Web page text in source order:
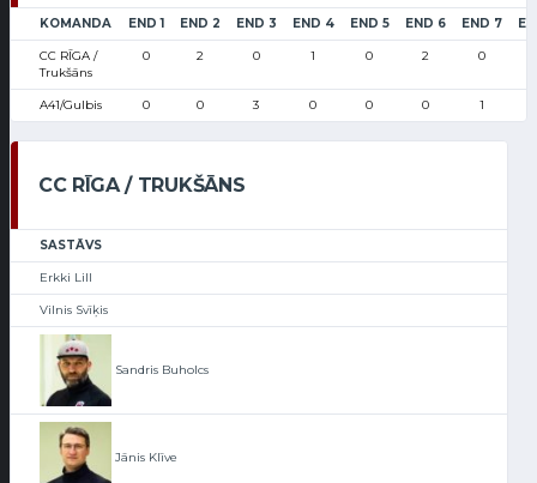
KOMANDA END 1 END 2 END 3 END 4 END 5 END 6 END 7
CC RĪGA /
Trukšāns
0 2 0 1 0 2 0
A41/Gulbis 0 0 3 0 0 0 1
CC RĪGA / TRUKŠĀNS
SASTĀVS
Erkki Lill
Vilnis Svīķis
Sandris Buholcs
Jānis Klīve